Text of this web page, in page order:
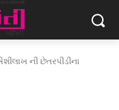
ની છેતરપીડીના